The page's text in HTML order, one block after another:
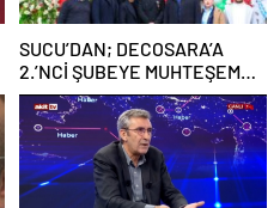
SUCU’DAN; DECOSARA’A
2.’NCİ ŞUBEYE MUHTEŞEM
AÇILIŞ